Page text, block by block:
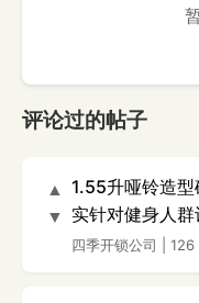
评论过的帖子
▲
▼
1.55升哑铃造
实针对健身人
四季开锁公司 126